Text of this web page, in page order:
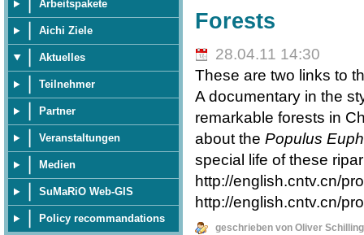
Arbeitspakete
Aichi Ziele
Aktuelles
Teilnehmer
Partner
Veranstaltungen
Medien
SuMaRiO Web-GIS
Policy recommandations
Forests
28.04.11 14:30
These are two links to
A documentary in the
remarkable forests in
about the Populus
special life of these
http://english.cntv.cn/
http://english.cntv.cn/
geschrieben von Oliver Schilling